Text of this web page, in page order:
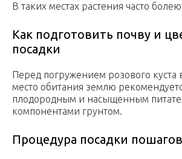
В таких местах растения часто
Как подготовить почву и
посадки
Перед погружением розового куста
место обитания землю
плодородным и насыщенным
компонентами грунтом.
Процедура посадки